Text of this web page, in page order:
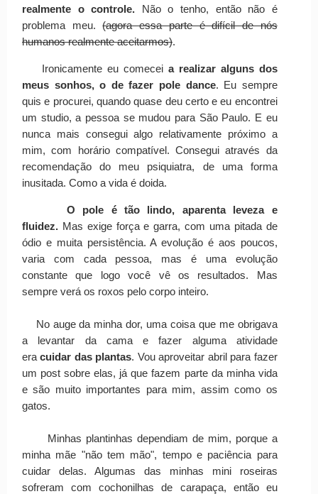
realmente o controle. Não o tenho, então não é
problema meu.(agora essa parte é difícil de nós
humanos realmente aceitarmos).
Ironicamente eu comecei a realizar alguns dos
meus sonhos, o de fazer pole dance. Eu sempre
quis e procurei, quando quase deu certo e eu encontrei
um studio, a pessoa se mudou para São Paulo. E eu
nunca mais consegui algo relativamente próximo a
mim, com horário compatível. Consegui através da
recomendação do meu psiquiatra, de uma forma
inusitada. Como a vida é doida.
O pole é tão lindo, aparenta leveza e
fluidez. Mas exige força e garra, com uma pitada de
ódio e muita persistência. A evolução é aos poucos,
varia com cada pessoa, mas é uma evolução
constante que logo você vê os resultados. Mas
sempre verá os roxos pelo corpo inteiro.
No auge da minha dor, uma coisa que me obrigava
a levantar da cama e fazer alguma atividade
eracuidar das plantas. Vou aproveitar abril para fazer
um post sobre elas, já que fazem parte da minha vida
e são muito importantes para mim, assim como os
gatos.
Minhas plantinhas dependiam de mim, porque a
minha mãe "não tem mão", tempo e paciência para
cuidar delas. Algumas das minhas mini roseiras
sofreram com cochonilhas de carapaça, então eu